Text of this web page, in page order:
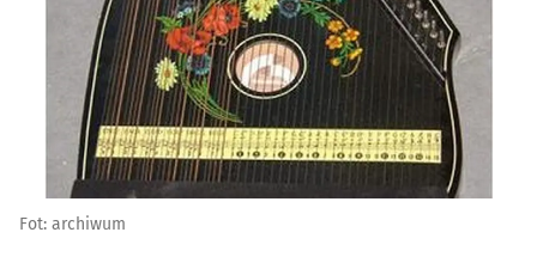
Fot: archiwum